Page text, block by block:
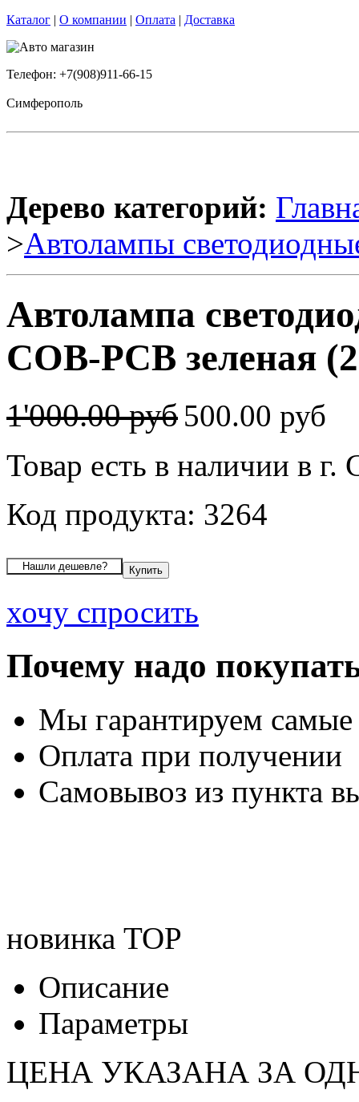
Каталог | О компании | Оплата | Доставка
Телефон: +7(908)911-66-15
Симферополь
Дерево категорий:
>Автолампы
Автолампа
COB-PCB зеленая
1'000.00 руб 500.00 руб
Товар есть в наличии в
Код продукта: 3264
хочу спросить
Почему надо
Мы гарантируем
Оплата при получении
Самовывоз из пункта
новинка TOP
Описание
Параметры
ЦЕНА УКАЗАНА ЗА